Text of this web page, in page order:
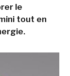
le
tout en